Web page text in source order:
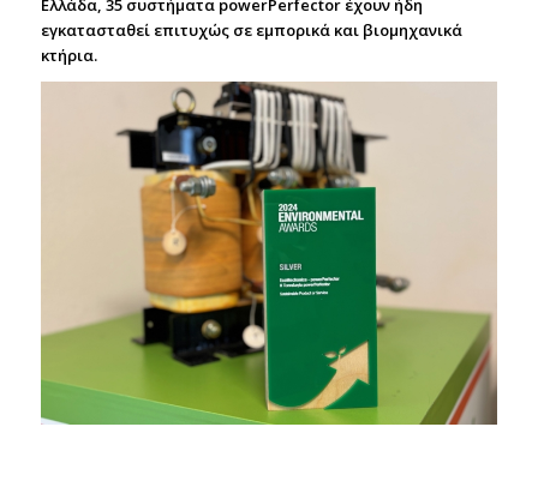
Ελλάδα, 35 συστήματα powerPerfector έχουν ήδη
εγκατασταθεί επιτυχώς σε εμπορικά και βιομηχανικά
κτήρια.